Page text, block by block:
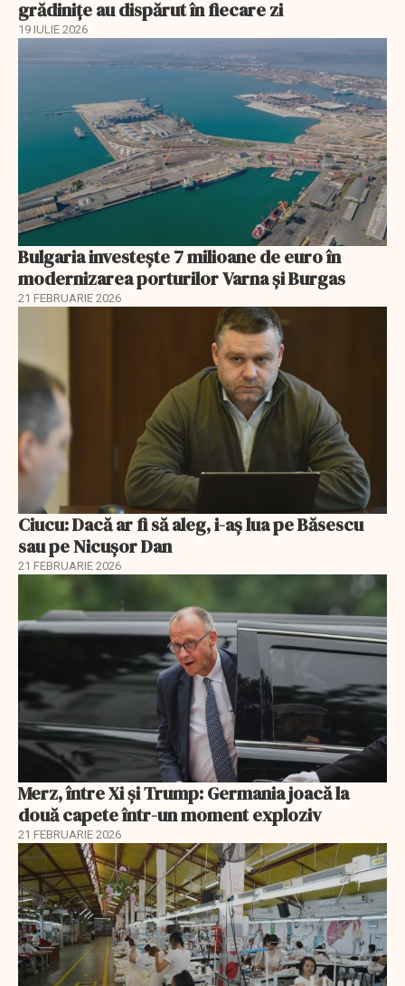
grădinițe au dispărut în fiecare zi
19 IULIE 2026
Bulgaria investește 7 milioane de euro în
modernizarea porturilor Varna și Burgas
21 FEBRUARIE 2026
Ciucu: Dacă ar fi să aleg, i-aș lua pe Băsescu
sau pe Nicușor Dan
21 FEBRUARIE 2026
Merz, între Xi și Trump: Germania joacă la
două capete într-un moment exploziv
21 FEBRUARIE 2026